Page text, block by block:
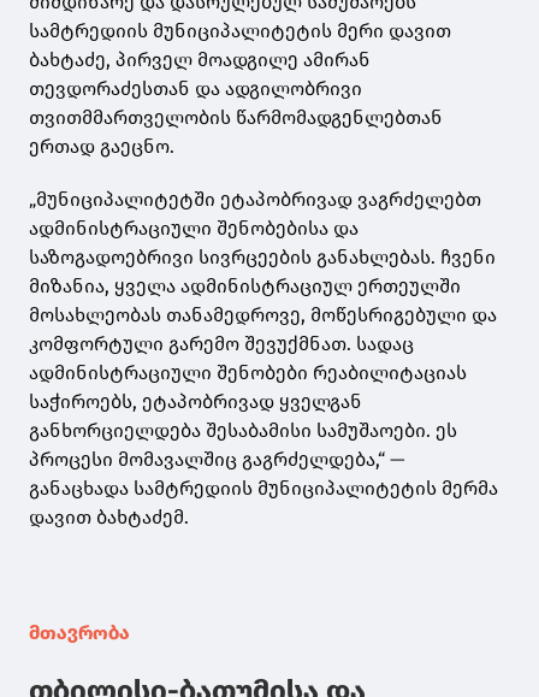
სამტრედიის მუნიციპალიტეტის მერი დავით
ბახტაძე, პირველ მოადგილე ამირან
თევდორაძესთან და ადგილობრივი
თვითმმართველობის წარმომადგენლებთან
ერთად გაეცნო.
„მუნიციპალიტეტში ეტაპობრივად ვაგრძელებთ
ადმინისტრაციული შენობებისა და
საზოგადოებრივი სივრცეების განახლებას. ჩვენი
მიზანია, ყველა ადმინისტრაციულ ერთეულში
მოსახლეობას თანამედროვე, მოწესრიგებული და
კომფორტული გარემო შევუქმნათ. სადაც
ადმინისტრაციული შენობები რეაბილიტაციას
საჭიროებს, ეტაპობრივად ყველგან
განხორციელდება შესაბამისი სამუშაოები. ეს
პროცესი მომავალშიც გაგრძელდება,“ —
განაცხადა სამტრედიის მუნიციპალიტეტის მერმა
დავით ბახტაძემ.
მთავრობა